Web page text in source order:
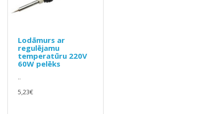
Lodāmurs ar
regulējamu
temperatūru 220V
60W pelēks
..
5,23€